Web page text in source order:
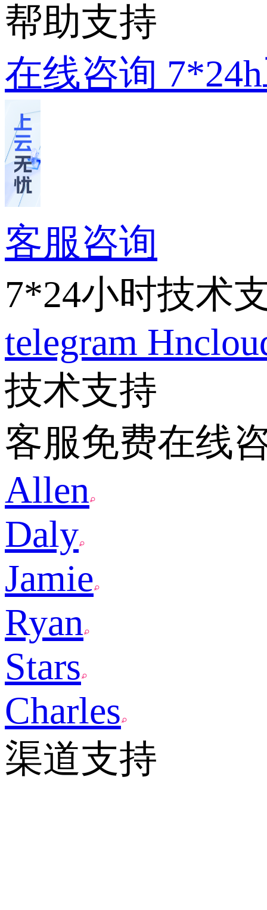
帮助支持
在线咨询
客服咨询
7*24小时技术
telegram
技术支持
客服免费在线
Allen
Daly
Jamie
Ryan
Stars
Charles
渠道支持